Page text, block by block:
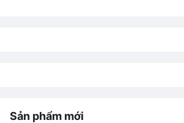
Sản phẩm mới